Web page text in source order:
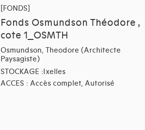
[FONDS]
Fonds Osmundson Théodore ,
cote 1_OSMTH
Osmundson, Theodore (Architecte
Paysagiste)
STOCKAGE :Ixelles
ACCES : Accès complet, Autorisé